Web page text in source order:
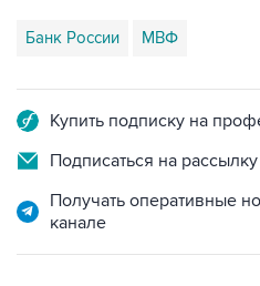
Банк России МВФ
Купить подписку на
Подписаться на
Получать оперативные
канале